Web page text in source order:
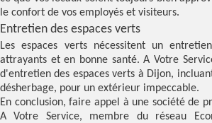
le confort de vos employés et visiteurs.
Entretien des espaces verts
Les espaces verts nécessitent un
attrayants et en bonne santé. A Votre
d'entretien des espaces verts à Dijon,
désherbage, pour un extérieur impeccable.
En conclusion, faire appel à une société de
A Votre Service, membre du réseau